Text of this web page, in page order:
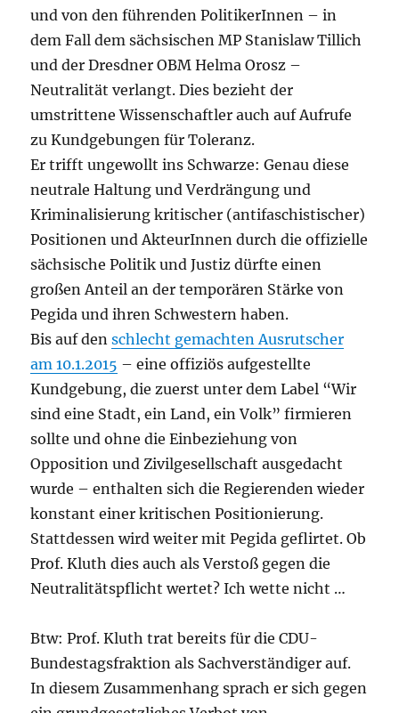
und von den führenden PolitikerInnen – in
dem Fall dem sächsischen MP Stanislaw Tillich
und der Dresdner OBM Helma Orosz –
Neutralität verlangt. Dies bezieht der
umstrittene Wissenschaftler auch auf Aufrufe
zu Kundgebungen für Toleranz.
Er trifft ungewollt ins Schwarze: Genau diese
neutrale Haltung und Verdrängung und
Kriminalisierung kritischer (antifaschistischer)
Positionen und AkteurInnen durch die offizielle
sächsische Politik und Justiz dürfte einen
großen Anteil an der temporären Stärke von
Pegida und ihren Schwestern haben.
Bis auf denschlecht gemachten Ausrutscher
am 10.1.2015 – eine offiziös aufgestellte
Kundgebung, die zuerst unter dem Label “Wir
sind eine Stadt, ein Land, ein Volk” firmieren
sollte und ohne die Einbeziehung von
Opposition und Zivilgesellschaft ausgedacht
wurde – enthalten sich die Regierenden wieder
konstant einer kritischen Positionierung.
Stattdessen wird weiter mit Pegida geflirtet. Ob
Prof. Kluth dies auch als Verstoß gegen die
Neutralitätspflicht wertet? Ich wette nicht …
Btw: Prof. Kluth trat bereits für die CDU-
Bundestagsfraktion als Sachverständiger auf.
In diesem Zusammenhang sprach er sich gegen